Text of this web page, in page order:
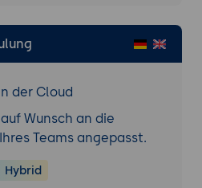
zur Messung des
Analyseergebnisse und
Datenschutz im
(DSGVO) im
der Cloud
Wunsch an die
Teams angepasst.
Hybrid